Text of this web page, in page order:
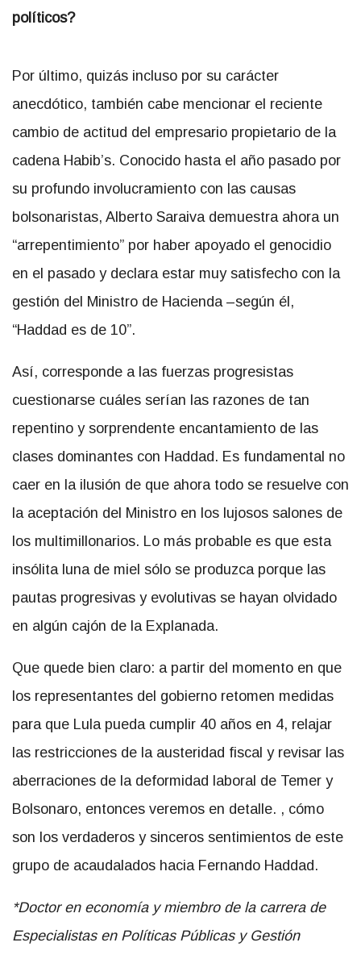
políticos?
Por último, quizás incluso por su carácter
anecdótico, también cabe mencionar el reciente
cambio de actitud del empresario propietario de la
cadena Habib’s. Conocido hasta el año pasado por
su profundo involucramiento con las causas
bolsonaristas, Alberto Saraiva demuestra ahora un
“arrepentimiento” por haber apoyado el genocidio
en el pasado y declara estar muy satisfecho con la
gestión del Ministro de Hacienda –según él,
“Haddad es de 10”.
Así, corresponde a las fuerzas progresistas
cuestionarse cuáles serían las razones de tan
repentino y sorprendente encantamiento de las
clases dominantes con Haddad. Es fundamental no
caer en la ilusión de que ahora todo se resuelve con
la aceptación del Ministro en los lujosos salones de
los multimillonarios. Lo más probable es que esta
insólita luna de miel sólo se produzca porque las
pautas progresivas y evolutivas se hayan olvidado
en algún cajón de la Explanada.
Que quede bien claro: a partir del momento en que
los representantes del gobierno retomen medidas
para que Lula pueda cumplir 40 años en 4, relajar
las restricciones de la austeridad fiscal y revisar las
aberraciones de la deformidad laboral de Temer y
Bolsonaro, entonces veremos en detalle. , cómo
son los verdaderos y sinceros sentimientos de este
grupo de acaudalados hacia Fernando Haddad.
*Doctor en economía y miembro de la carrera de
Especialistas en Políticas Públicas y Gestión